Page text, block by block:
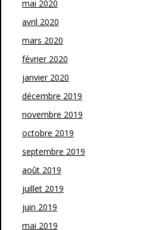
mai 2020
avril 2020
mars 2020
février 2020
janvier 2020
décembre 2019
novembre 2019
octobre 2019
septembre 2019
août 2019
juillet 2019
juin 2019
mai 2019